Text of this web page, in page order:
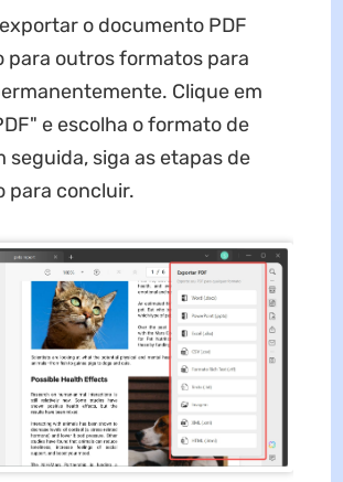
o documento PDF
para outros formatos para
Clique em
e escolha o formato de
seguida, siga as etapas de
para concluir.